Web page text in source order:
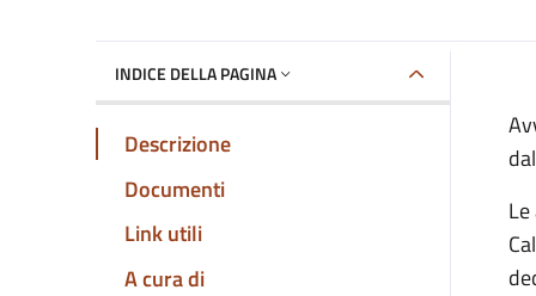
INDICE DELLA PAGINA
Descrizione
Documenti
Link utili
A cura di